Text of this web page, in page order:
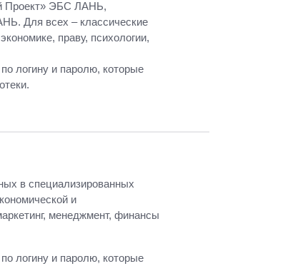
Проект» ЭБС ЛАНЬ,
Для всех – классические
праву, психологии,
логину и паролю, которые
в специализированных
и
менеджмент, финансы
логину и паролю, которые